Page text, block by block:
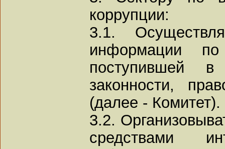
коррупции:
3.1.
информации по
поступившей
законности,
(далее - Комитет).
3.2.
средствами